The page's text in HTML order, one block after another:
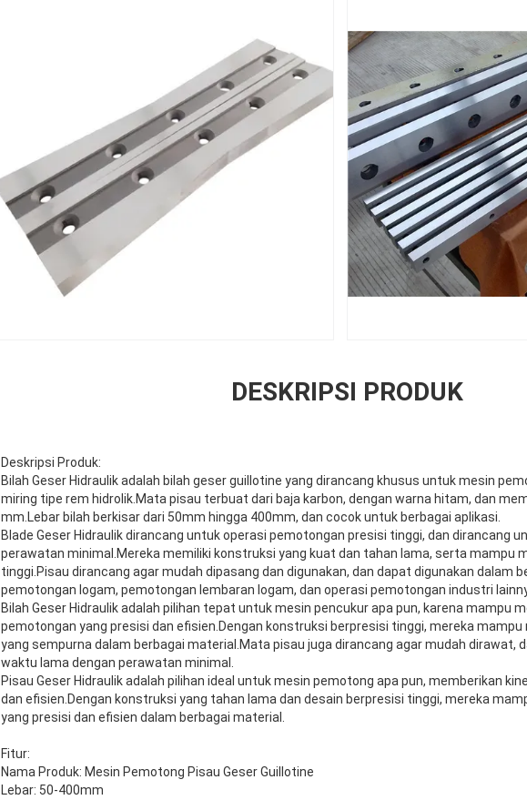
DESKRIPSI PRODUK
Deskripsi Produk:
Bilah Geser Hidraulik adalah bilah geser guillotine yang dirancang khusus untuk mesin
miring tipe rem hidrolik.Mata pisau terbuat dari baja karbon, dengan warna hitam, dan
mm.Lebar bilah berkisar dari 50mm hingga 400mm, dan cocok untuk berbagai aplikasi.
Blade Geser Hidraulik dirancang untuk operasi pemotongan presisi tinggi, dan dirancang
perawatan minimal.Mereka memiliki konstruksi yang kuat dan tahan lama, serta mampu
tinggi.Pisau dirancang agar mudah dipasang dan digunakan, dan dapat digunakan dalam
pemotongan logam, pemotongan lembaran logam, dan operasi pemotongan industri
Bilah Geser Hidraulik adalah pilihan tepat untuk mesin pencukur apa pun, karena mampu
pemotongan yang presisi dan efisien.Dengan konstruksi berpresisi tinggi, mereka mampu
yang sempurna dalam berbagai material.Mata pisau juga dirancang agar mudah dirawat,
waktu lama dengan perawatan minimal.
Pisau Geser Hidraulik adalah pilihan ideal untuk mesin pemotong apa pun, memberikan
dan efisien.Dengan konstruksi yang tahan lama dan desain berpresisi tinggi, mereka
yang presisi dan efisien dalam berbagai material.
Fitur:
Nama Produk: Mesin Pemotong Pisau Geser Guillotine
Lebar: 50-400mm